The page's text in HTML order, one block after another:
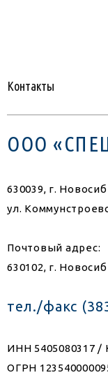
Контакты
ООО
630039, г.
ул.
Почтовый адрес:
630102, г.
тел./факс
ИНН 5405080317 /
ОГРН